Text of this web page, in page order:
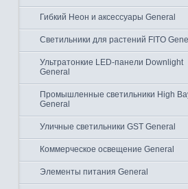
Гибкий Неон и аксессуары General
Светильники для растений FITO
Ультратонкие LED-панели Downlight
General
Промышленные светильники High
General
Уличные светильники GST General
Коммерческое освещение General
Элементы питания General